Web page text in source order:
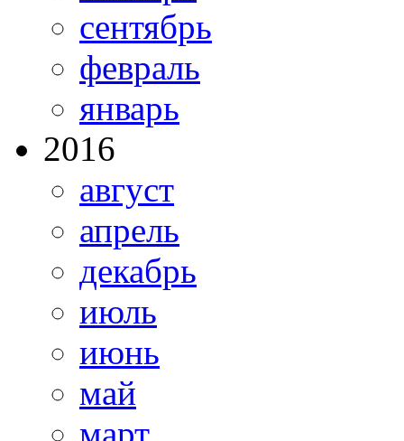
сентябрь
февраль
январь
2016
август
апрель
декабрь
июль
июнь
май